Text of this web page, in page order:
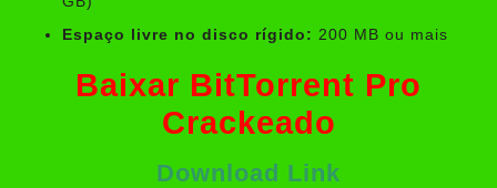
Espaço livre no disco rígido: 200 MB ou mais
Baixar BitTorrent Pro
Crackeado
Download Link